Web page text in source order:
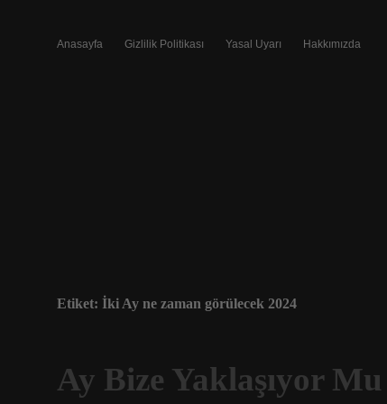
Anasayfa Gizlilik Politikası Yasal Uyarı Hakkımızda
Etiket: İki Ay ne zaman görülecek 2024
Ay Bize Yaklaşıyor